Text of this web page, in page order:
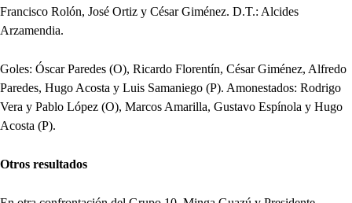
Francisco Rolón, José Ortiz y César Giménez. D.T.: Alcides
Arzamendia.
Goles: Óscar Paredes (O), Ricardo Florentín, César Giménez, Alfredo
Paredes, Hugo Acosta y Luis Samaniego (P). Amonestados: Rodrigo
Vera y Pablo López (O), Marcos Amarilla, Gustavo Espínola y Hugo
Acosta (P).
Otros resultados